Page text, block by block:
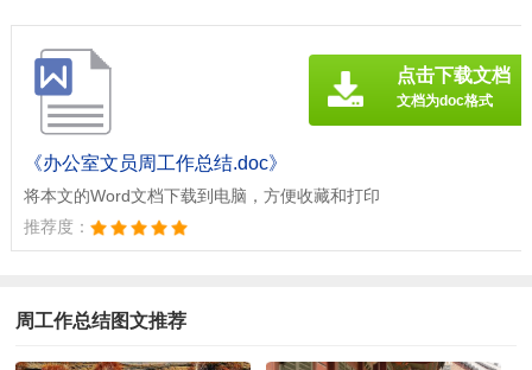
《办公室文员周工作总结.doc》
将本文的Word文档下载到电脑，方便收藏和打印
推荐度：
点击下载文档
文档为doc格式
周工作总结图文推荐